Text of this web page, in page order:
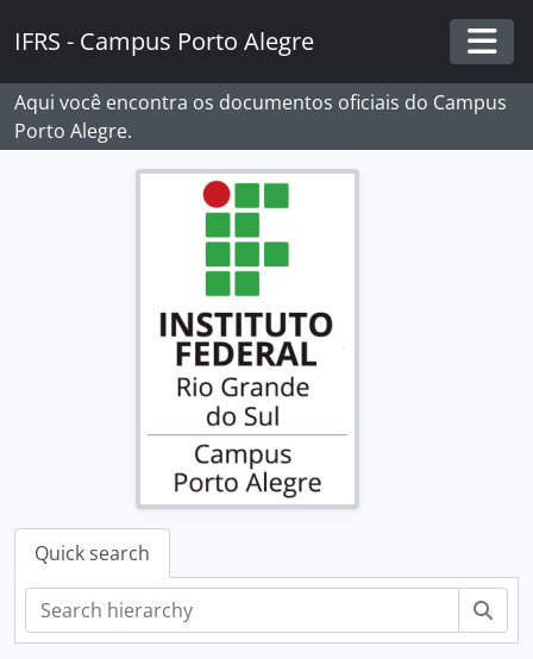
IFRS - Campus Porto Alegre
Aqui você encontra os documentos oficiais do Campus
Porto Alegre.
Quick search